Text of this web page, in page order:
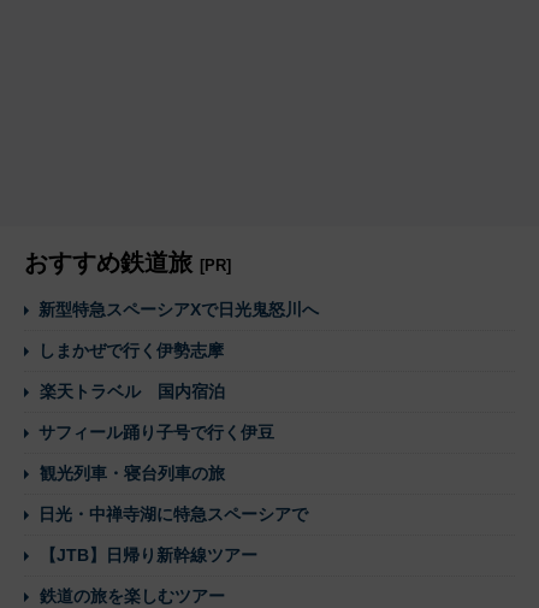
おすすめ鉄道旅 [PR]
新型特急スペーシアXで日光鬼怒川へ
しまかぜで行く伊勢志摩
楽天トラベル 国内宿泊
サフィール踊り子号で行く伊豆
観光列車・寝台列車の旅
日光・中禅寺湖に特急スペーシアで
【JTB】日帰り新幹線ツアー
鉄道の旅を楽しむツアー